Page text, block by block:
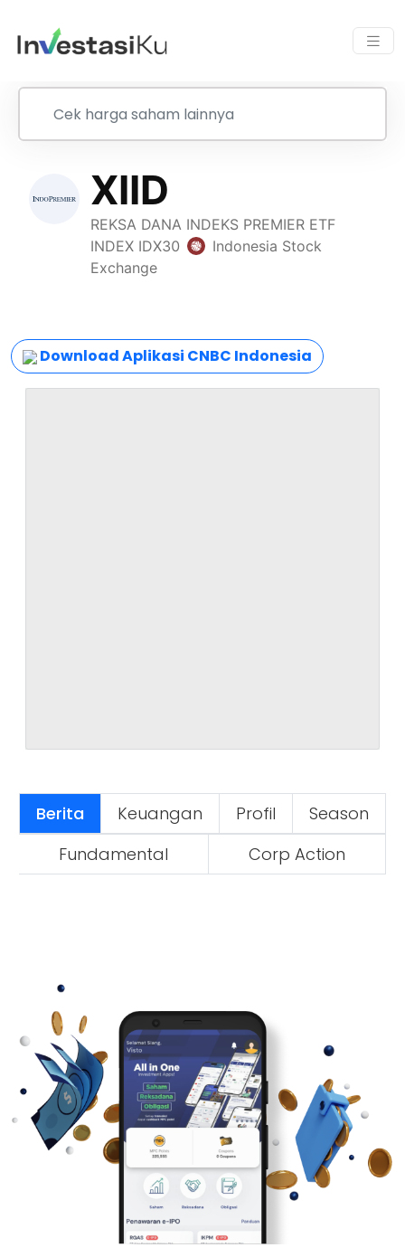
Download Aplikasi CNBC Indonesia
Berita Keuangan Profil
Season
Fundamental
Corp Action